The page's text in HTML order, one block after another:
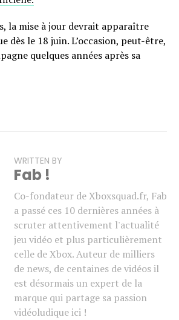
la mise à jour devrait apparaître
dès le 18 juin. L’occasion, peut-être,
quelques années après sa
WRITTEN BY
Fab !
Co-fondateur de Xboxsquad.fr, Fab
a passé ces 10 dernières années à
scruter attentivement l'actualité
jeu vidéo et plus particulièrement
celle de Xbox. Auteur de milliers
de news, de centaines de vidéos il
est désormais un expert de la
marque qui partage sa passion
vidéoludique ici !